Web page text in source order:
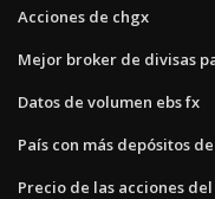
Acciones de chgx
Mejor broker de divisas
Datos de volumen ebs fx
País con más depósitos
Precio de las acciones